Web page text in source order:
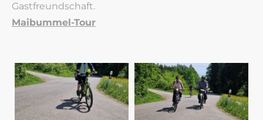
Gastfreundschaft.
Maibummel-Tour